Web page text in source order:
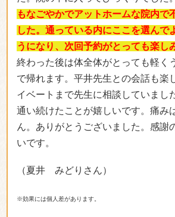
もなごやかでアットホームな院内で
した。通っている内にここを選んで
うになり、次回予約がとっても楽し
終わった後は体全体がとっても軽く
で帰れます。平井先生との会話も楽
イベートまで先生に相談していまし
通い続けたことが嬉しいです。痛み
ん。ありがとうございました。感謝
いです。
（夏井 みどりさん）
※効果には個人差があります。